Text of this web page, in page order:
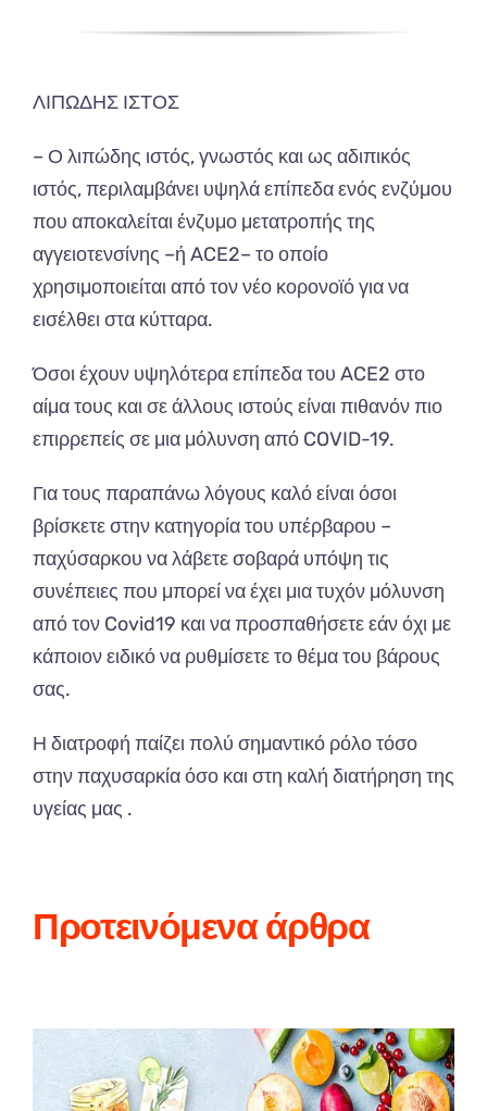
ΛΙΠΩΔΗΣ ΙΣΤΟΣ
– Ο λιπώδης ιστός, γνωστός και ως αδιπικός
ιστός, περιλαμβάνει υψηλά επίπεδα ενός ενζύμου
που αποκαλείται ένζυμο μετατροπής της
αγγειοτενσίνης –ή ACE2– το οποίο
χρησιμοποιείται από τον νέο κορονοϊό για να
εισέλθει στα κύτταρα.
Όσοι έχουν υψηλότερα επίπεδα του ACE2 στο
αίμα τους και σε άλλους ιστούς είναι πιθανόν πιο
επιρρεπείς σε μια μόλυνση από COVID-19.
Για τους παραπάνω λόγους καλό είναι όσοι
βρίσκετε στην κατηγορία του υπέρβαρου –
παχύσαρκου να λάβετε σοβαρά υπόψη τις
συνέπειες που μπορεί να έχει μια τυχόν μόλυνση
από τον Covid19 και να προσπαθήσετε εάν όχι με
κάποιον ειδικό να ρυθμίσετε το θέμα του βάρους
σας.
Η διατροφή παίζει πολύ σημαντικό ρόλο τόσο
στην παχυσαρκία όσο και στη καλή διατήρηση της
υγείας μας .
Προτεινόμενα άρθρα